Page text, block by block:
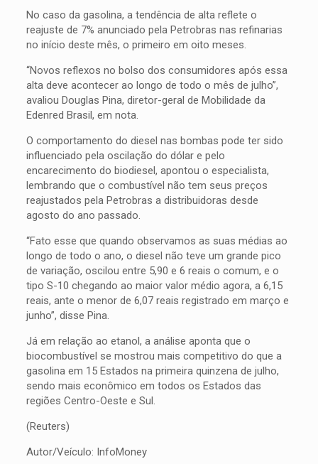
No caso da gasolina, a tendência de alta reflete o
reajuste de 7% anunciado pela Petrobras nas refinarias
no início deste mês, o primeiro em oito meses.
“Novos reflexos no bolso dos consumidores após essa
alta deve acontecer ao longo de todo o mês de julho”,
avaliou Douglas Pina, diretor-geral de Mobilidade da
Edenred Brasil, em nota.
O comportamento do diesel nas bombas pode ter sido
influenciado pela oscilação do dólar e pelo
encarecimento do biodiesel, apontou o especialista,
lembrando que o combustível não tem seus preços
reajustados pela Petrobras a distribuidoras desde
agosto do ano passado.
“Fato esse que quando observamos as suas médias ao
longo de todo o ano, o diesel não teve um grande pico
de variação, oscilou entre 5,90 e 6 reais o comum, e o
tipo S-10 chegando ao maior valor médio agora, a 6,15
reais, ante o menor de 6,07 reais registrado em março e
junho”, disse Pina.
Já em relação ao etanol, a análise aponta que o
biocombustível se mostrou mais competitivo do que a
gasolina em 15 Estados na primeira quinzena de julho,
sendo mais econômico em todos os Estados das
regiões Centro-Oeste e Sul.
(Reuters)
Autor/Veículo: InfoMoney